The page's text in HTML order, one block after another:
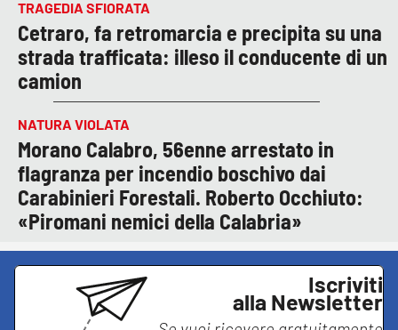
TRAGEDIA SFIORATA
Cetraro, fa retromarcia e precipita su una
strada trafficata: illeso il conducente di un
camion
NATURA VIOLATA
Morano Calabro, 56enne arrestato in
flagranza per incendio boschivo dai
Carabinieri Forestali. Roberto Occhiuto:
«Piromani nemici della Calabria»
Iscriviti
alla Newsletter